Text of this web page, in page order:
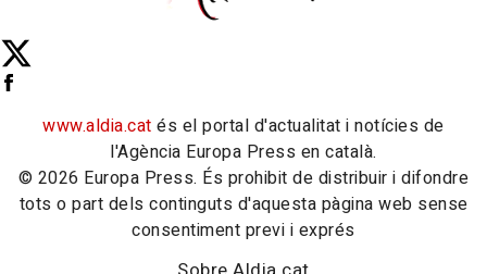
www.aldia.cat és el portal d'actualitat i notícies de
l'Agència Europa Press en català.
© 2026 Europa Press. És prohibit de distribuir i difondre
tots o part dels continguts d'aquesta pàgina web sense
consentiment previ i exprés